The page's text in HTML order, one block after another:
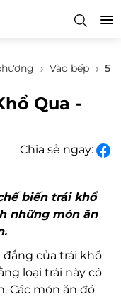
Vào bếp 5
Qua -
Chia sẻ ngay:
biến trái khổ
những món ăn
của trái khổ
loại trái này có
Các món ăn đó